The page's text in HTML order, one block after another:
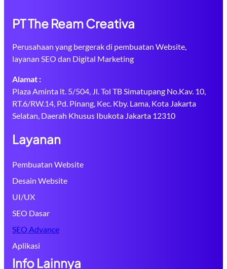
PT The Ream Creativa
Perusahaan yang bergerak di pembuatan Website,
layanan SEO dan Digital Marketing
Alamat :
Plaza Aminta lt. 5/504, Jl. Tol TB Simatupang No.Kav. 10,
RT.6/RW.14, Pd. Pinang, Kec. Kby. Lama, Kota Jakarta
Selatan, Daerah Khusus Ibukota Jakarta 12310
Layanan
Pembuatan Website
Desain Website
UI/UX
SEO Dasar
SEO Advance
Aplikasi
Info Lainnya